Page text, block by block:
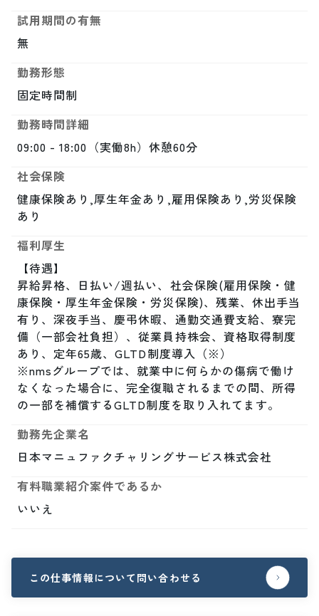
試用期間の有無
無
勤務形態
固定時間制
勤務時間詳細
09:00 - 18:00（実働8h）休憩60分
社会保険
健康保険あり,厚生年金あり,雇用保険あり,労災保険
あり
福利厚生
【待遇】
昇給昇格、日払い/週払い、社会保険(雇用保険・健
康保険・厚生年金保険・労災保険)、残業、休出手当
有り、深夜手当、慶弔休暇、通勤交通費支給、寮完
備（一部会社負担）、従業員持株会、資格取得制度
あり、定年65歳、GLTD制度導入（※）
※nmsグループでは、就業中に何らかの傷病で働け
なくなった場合に、完全復職されるまでの間、所得
の一部を補償するGLTD制度を取り入れてます。
勤務先企業名
日本マニュファクチャリングサービス株式会社
有料職業紹介案件であるか
いいえ
この仕事情報について問い合わせる